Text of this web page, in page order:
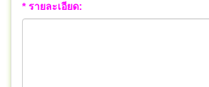
* รายละเอียด: